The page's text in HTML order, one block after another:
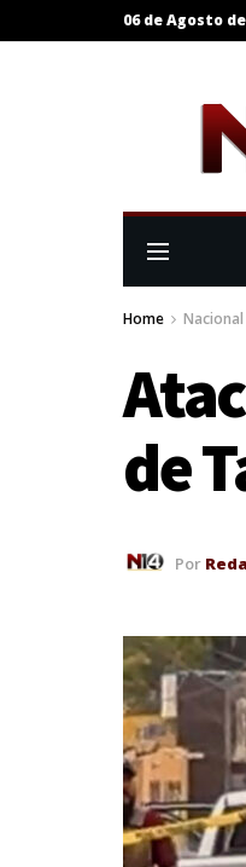
06 de Agosto
Home Nacional
de
Por